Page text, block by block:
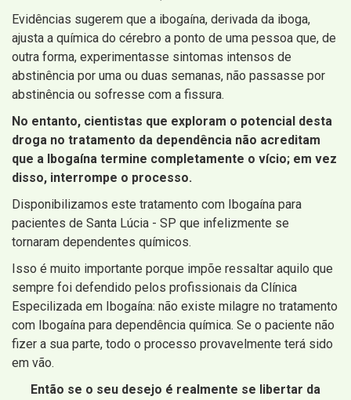
Evidências sugerem que a ibogaína, derivada da iboga,
ajusta a química do cérebro a ponto de uma pessoa que, de
outra forma, experimentasse sintomas intensos de
abstinência por uma ou duas semanas, não passasse por
abstinência ou sofresse com a fissura.
No entanto, cientistas que exploram o potencial desta
droga no tratamento da dependência não acreditam
que a Ibogaína termine completamente o vício; em vez
disso, interrompe o processo.
Disponibilizamos este tratamento com Ibogaína para
pacientes de Santa Lúcia - SP que infelizmente se
tornaram dependentes químicos.
Isso é muito importante porque impõe ressaltar aquilo que
sempre foi defendido pelos profissionais da Clínica
Especilizada em Ibogaína: não existe milagre no tratamento
com Ibogaína para dependência química. Se o paciente não
fizer a sua parte, todo o processo provavelmente terá sido
em vão.
Então se o seu desejo é realmente se libertar da